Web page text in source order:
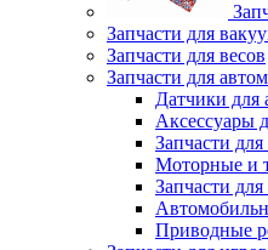
Запчасти для
Запчасти для весов
Запчасти для
Датчики для
Аксессуары
Запчасти
Моторные и
Запчасти
Приводные